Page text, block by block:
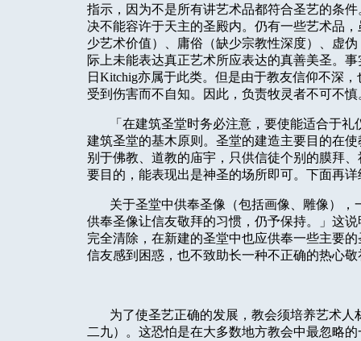
指示，因为不是所有讲艺术品都符合圣艺的条
决不能容许于天主的圣殿内。仍有一些艺术品
少艺术价值）、庸俗（缺少宗教性深度）、虚
际上未能表达真正艺术所应表达的真善美圣。
日 Kitchig亦属于此类。但是由于教友信仰不深
受到伤害而不自知。因此，负责牧灵者不可不慎
「在建筑圣堂时务必注意，要使能适合于
建筑圣堂的基木原则。圣堂的建造主要目的在
别于佛教、道教的庙宇，只供信徒个别的膜拜
要目的，能表现出是神圣的场所即可。下面再
关于圣堂中供奉圣像（包括画像、雕像）
供奉圣像让信友敬拜的习惯，仍予保持。」这
完全清除，在新建的圣堂中也应供奉一些主要
信友感到困惑，也不致助长一种不正确的热心
为了使圣艺正确的发展，教会须培养艺术人
二九）。这恐怕是在大多数地方教会中最忽略